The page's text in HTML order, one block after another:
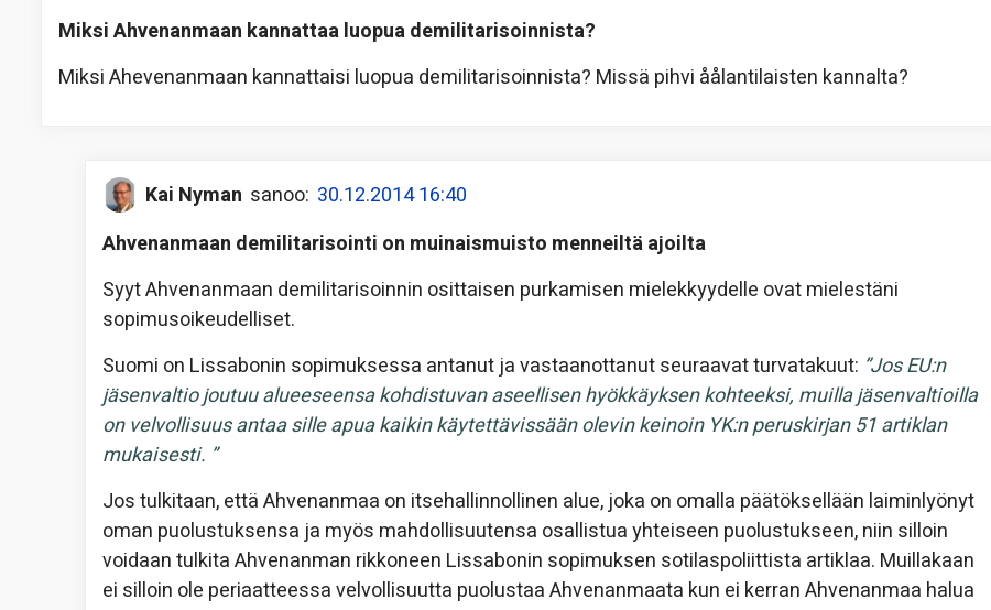
Miksi Ahvenanmaan kannattaa luopua demilitarisoinnista?
Miksi Ahevenanmaan kannattaisi luopua demilitarisoinnista? Missä pihvi åålantilaisten kannalta?
Kai Nyman sanoo: 30.12.2014 16:40
Ahvenanmaan demilitarisointi on muinaismuisto menneiltä ajoilta
Syyt Ahvenanmaan demilitarisoinnin osittaisen purkamisen mielekkyydelle ovat mielestäni
sopimusoikeudelliset.
Suomi on Lissabonin sopimuksessa antanut ja vastaanottanut seuraavat turvatakuut: ”Jos EU:n
jäsenvaltio joutuu alueeseensa kohdistuvan aseellisen hyökkäyksen kohteeksi, muilla jäsenvaltioilla
on velvollisuus antaa sille apua kaikin käytettävissään olevin keinoin YK:n peruskirjan 51 artiklan
mukaisesti. ”
Jos tulkitaan, että Ahvenanmaa on itsehallinnollinen alue, joka on omalla päätöksellään laiminlyönyt
oman puolustuksensa ja myös mahdollisuutensa osallistua yhteiseen puolustukseen, niin silloin
voidaan tulkita Ahvenanman rikkoneen Lissabonin sopimuksen sotilaspoliittista artiklaa. Muillakaan
ei silloin ole periaatteessa velvollisuutta puolustaa Ahvenanmaata kun ei kerran Ahvenanmaa halua